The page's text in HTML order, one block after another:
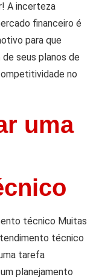
A incerteza
financeiro é
para que
seus planos de
no
uma
técnico Muitas
técnico
tarefa
planejamento